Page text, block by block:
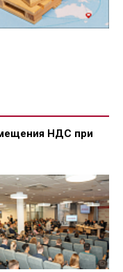
НДС при